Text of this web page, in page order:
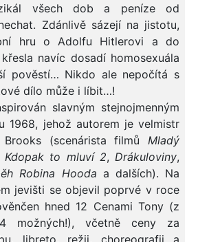
všech dob a peníze od
Zdánlivě sázejí na jistotu,
hru o Adolfu Hitlerovi a do
navíc dosadí homosexuála
pověstí… Nikdo ale nepočítá s
dílo může i líbit…!
slavným stejnojmenným
1968, jehož autorem je velmistr
(scenárista filmů Mladý
Kdopak to mluví 2,Drákuloviny,
Robina Hooda a dalších). Na
jevišti se objevil poprvé v roce
hned 12 Cenami Tony (z
možných!), včetně ceny za